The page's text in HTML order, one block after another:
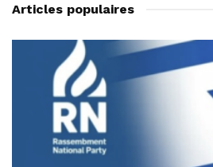
Articles populaires